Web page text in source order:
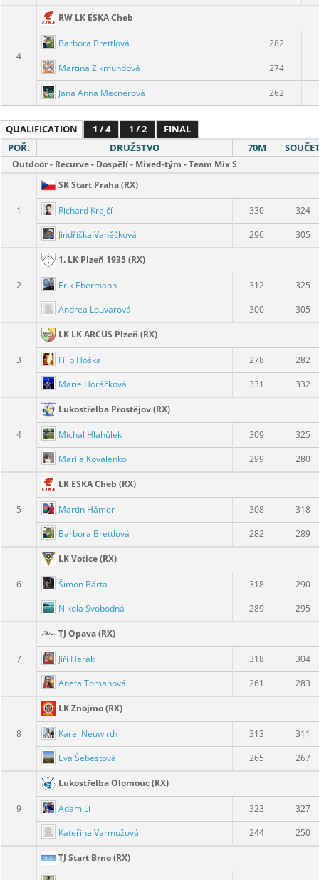
4
RW LK ESKA Cheb
Barbora Brettlová 282
Martina Zikmundová 274
Jana Anna Mecnerová 262
QUALIFICATION 1 / 4 1 / 2
FINAL
POŘ.
DRUŽSTVO 70M
Outdoor - Recurve - Dospělí - Mixed-tým - Team Mix S
1
SK Start Praha (RX)
Richard Krejčí 330
324
Jindřiška Vaněčková
296 305
2
1. LK Plzeň 1935 (RX)
Erik Ebermann 312
325
Andrea Louvarová
300 305
3
LK LK ARCUS Plzeň (RX)
Filip Hoška 278
282
Marie Horáčková
331 332
4
Lukostřelba Prostějov (RX)
Michal Hlahůlek 309
325
Mariia Kovalenko
299 280
5
LK ESKA Cheb (RX)
Martin Hámor 308
318
Barbora Brettlová
282 289
6
LK Votice (RX)
Šimon Bárta 318
290
Nikola Svobodná
289 295
7
TJ Opava (RX)
Jiří Herák 318
304
Aneta Tomanová
261 283
8
LK Znojmo (RX)
Karel Neuwirth 313
311
Eva Šebestová
265 267
9
Lukostřelba Olomouc (RX)
Adam Li 323
327
Kateřina Varmužová
244 250
TJ Start Brno (RX)